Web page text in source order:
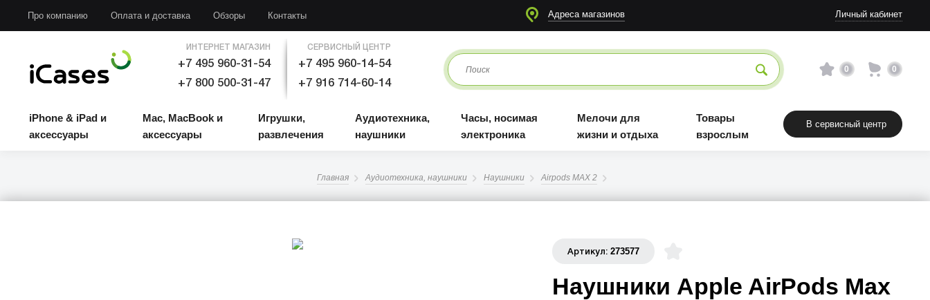
Про компанию Оплата и доставка Обзоры Контакты Адреса магазинов Личный кабинет
ИНТЕРНЕТ МАГАЗИН
+7 495 960-31-54
+7 800 500-31-47
СЕРВИСНЫЙ ЦЕНТР
+7 495 960-14-54
+7 916 714-60-14
0 0
iPhone & iPad и
аксессуары
Mac, MacBook и
аксессуары
Игрушки,
развлечения
Аудиотехника,
наушники
Часы, носимая
электроника
Мелочи для
жизни и отдыха
Товары
взрослым
В сервисный центр
Главная Аудиотехника, наушники Наушники Airpods MAX 2
Артикул:273577
Наушники Apple AirPods Max